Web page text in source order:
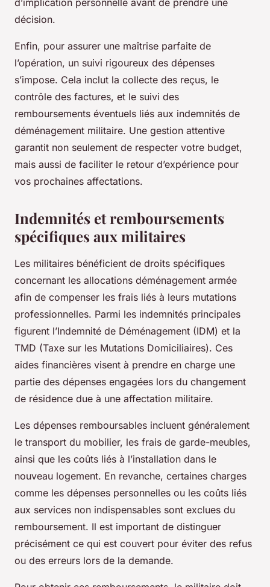
d’implication personnelle avant de prendre une
décision.
Enfin, pour assurer une maîtrise parfaite de
l’opération, un suivi rigoureux des dépenses
s’impose. Cela inclut la collecte des reçus, le
contrôle des factures, et le suivi des
remboursements éventuels liés aux indemnités de
déménagement militaire. Une gestion attentive
garantit non seulement de respecter votre budget,
mais aussi de faciliter le retour d’expérience pour
vos prochaines affectations.
Indemnités et remboursements
spécifiques aux militaires
Les militaires bénéficient de droits spécifiques
concernant les allocations déménagement armée
afin de compenser les frais liés à leurs mutations
professionnelles. Parmi les indemnités principales
figurent l’Indemnité de Déménagement (IDM) et la
TMD (Taxe sur les Mutations Domiciliaires). Ces
aides financières visent à prendre en charge une
partie des dépenses engagées lors du changement
de résidence due à une affectation militaire.
Les dépenses remboursables incluent généralement
le transport du mobilier, les frais de garde-meubles,
ainsi que les coûts liés à l’installation dans le
nouveau logement. En revanche, certaines charges
comme les dépenses personnelles ou les coûts liés
aux services non indispensables sont exclues du
remboursement. Il est important de distinguer
précisément ce qui est couvert pour éviter des refus
ou des erreurs lors de la demande.